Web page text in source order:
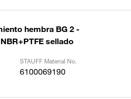
hembra BG 2 -
sellado
STAUFF Material No.
6100069190